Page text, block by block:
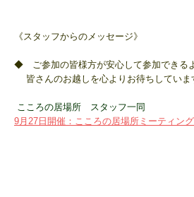
《スタッフからのメッセージ》
◆ ご参加の皆様方が安心して参加できる
皆さんのお越しを心よりお待ちしていま
こころの居場所 スタッフ一同
9月27日開催：こころの居場所ミーティン